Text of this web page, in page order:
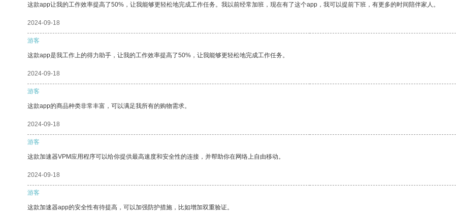
这款app让我的工作效率提高了50%，让我能够更轻松地完成工作任务。我以前经常加班，现在有了这个app，我可以提前下班，有更多的时间陪伴家人。
2024-09-18
游客
这款app是我工作上的得力助手，让我的工作效率提高了50%，让我能够更轻松地完成工作任务。
2024-09-18
游客
这款app的商品种类非常丰富，可以满足我所有的购物需求。
2024-09-18
游客
这款加速器VPM应用程序可以给你提供最高速度和安全性的连接，并帮助你在网络上自由移动。
2024-09-18
游客
这款加速器app的安全性有待提高，可以加强防护措施，比如增加双重验证。